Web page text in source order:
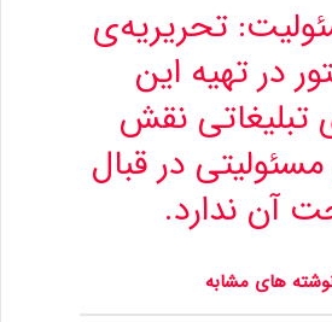
تحریریه‌ی
در تهیه‌ این
تبلیغاتی نقش
در قبال
آن ندارد.
های مشابه